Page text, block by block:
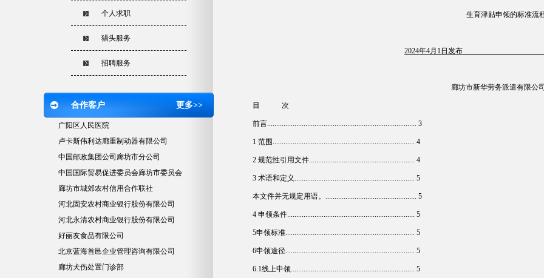
生育津贴申领的标准流
2024年4月1日发布 2024
廊坊市新华劳务派遣有限公
目 次
前言.................................................................................. 3
1 范围.............................................................................. 4
2 规范性引用文件.......................................................... 4
3 术语和定义.................................................................. 5
本文件并无规定用语。.................................................. 5
4 申领条件...................................................................... 5
5申领标准....................................................................... 5
6申领途径....................................................................... 5
6.1线上申领.................................................................... 5
个人求职
猎头服务
招聘服务
合作客户 更多>>
广阳区人民医院
卢卡斯伟利达廊重制动器有限公司
中国邮政集团公司廊坊市分公司
中国国际贸易促进委员会廊坊市委员会
廊坊市城郊农村信用合作联社
河北固安农村商业银行股份有限公司
河北永清农村商业银行股份有限公司
好丽友食品有限公司
北京蓝海首邑企业管理咨询有限公司
廊坊犬伤处置门诊部